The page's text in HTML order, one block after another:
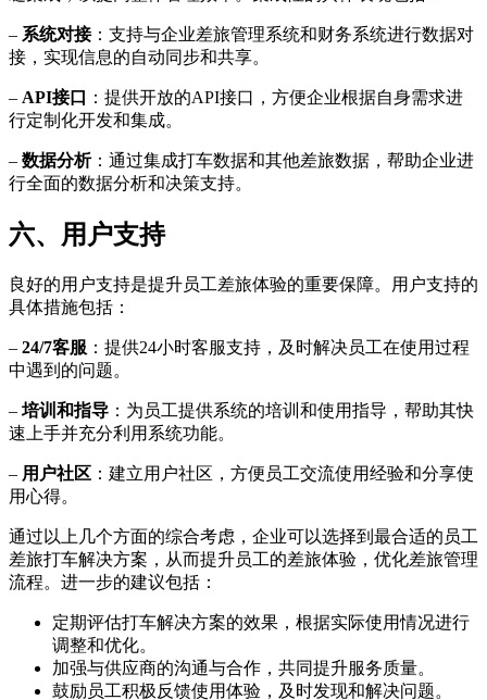
– 系统对接：支持与企业差旅管理系统和财务系统进行数据对
接，实现信息的自动同步和共享。
– API接口
：提供开放的API接口，方便企业根据自身需求进
行定制化开发和集成。
– 数据分析：通过集成打车数据和其他差旅数据，帮助企业进
行全面的数据分析和决策支持。
六、用户支持
良好的用户支持是提升员工差旅体验的重要保障。用户支持的
具体措施包括：
– 24/7客服 ：提供24小时客服支持，及时解决员工在使用过程
中遇到的问题。
– 培训和指导 ：为员工提供系统的培训和使用指导，帮助其快
速上手并充分利用系统功能。
– 用户社区 ：建立用户社区，方便员工交流使用经验和分享使
用心得。
通过以上几个方面的综合考虑，企业可以选择到最合适的员工
差旅打车解决方案，从而提升员工的差旅体验，优化差旅管理
流程。进一步的建议包括：
定期评估打车解决方案的效果，根据实际使用情况进行
调整和优化。
加强与供应商的沟通与合作，共同提升服务质量。
鼓励员工积极反馈使用体验，及时发现和解决问题。